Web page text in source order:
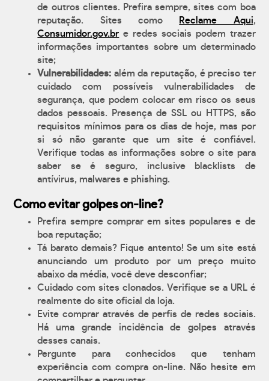
de outros clientes. Prefira sempre, sites com boa
reputação. Sites como
Reclame Aqui,
Consumidor.gov.br e redes sociais podem trazer
informações importantes sobre um determinado
site;
Vulnerabilidades: além da reputação, é preciso ter
cuidado com possíveis vulnerabilidades de
segurança, que podem colocar em risco os seus
dados pessoais. Presença de SSL ou HTTPS, são
requisitos mínimos para os dias de hoje, mas por
si só não garante que um site é confiável.
Verifique todas as informações sobre o site para
saber se é seguro, inclusive blacklists de
antívirus, malwares e phishing.
Como evitar golpes on-line?
Prefira sempre comprar em sites populares e de
boa reputação;
Tá barato demais? Fique antento! Se um site está
anunciando um produto por um preço muito
abaixo da média, você deve desconfiar;
Cuidado com sites clonados. Verifique se a URL é
realmente do site oficial da loja.
Evite comprar através de perfis de redes sociais.
Há uma grande incidência de golpes através
desses canais.
Pergunte para conhecidos que tenham
experiência com compra on-line. Não hesite em